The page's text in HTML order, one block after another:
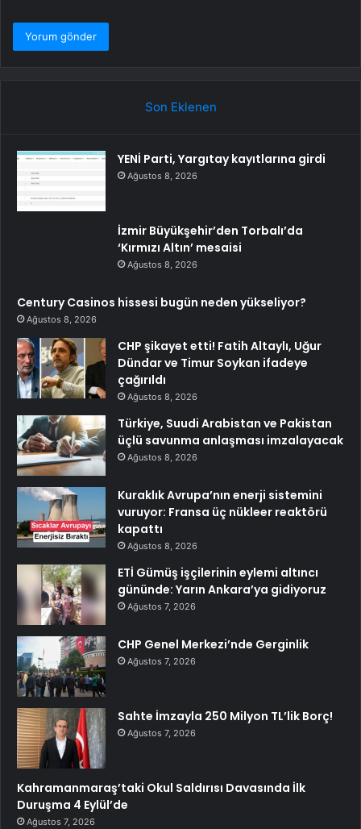
Son Eklenen
YENİ Parti, Yargıtay kayıtlarına girdi
Ağustos 8, 2026
İzmir Büyükşehir’den Torbalı’da
‘Kırmızı Altın’ mesaisi
Ağustos 8, 2026
Century Casinos hissesi bugün neden yükseliyor?
Ağustos 8, 2026
CHP şikayet etti! Fatih Altaylı, Uğur
Dündar ve Timur Soykan ifadeye
çağırıldı
Ağustos 8, 2026
Türkiye, Suudi Arabistan ve Pakistan
üçlü savunma anlaşması imzalayacak
Ağustos 8, 2026
Kuraklık Avrupa’nın enerji sistemini
vuruyor: Fransa üç nükleer reaktörü
kapattı
Ağustos 8, 2026
ETİ Gümüş işçilerinin eylemi altıncı
gününde: Yarın Ankara’ya gidiyoruz
Ağustos 7, 2026
CHP Genel Merkezi’nde Gerginlik
Ağustos 7, 2026
Sahte İmzayla 250 Milyon TL’lik Borç!
Ağustos 7, 2026
Kahramanmaraş’taki Okul Saldırısı Davasında İlk
Duruşma 4 Eylül’de
Ağustos 7, 2026